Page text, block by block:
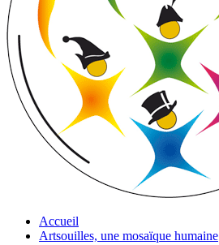
Accueil
Artsouilles, une mosaïque humaine